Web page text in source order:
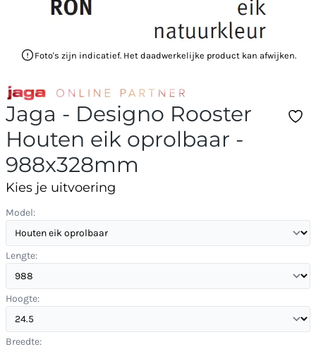
Foto's zijn indicatief. Het daadwerkelijke product kan afwijken.
Jaga - Designo Rooster
Houten eik oprolbaar -
988x328mm
Kies je uitvoering
Model:
Lengte:
Hoogte:
Breedte: